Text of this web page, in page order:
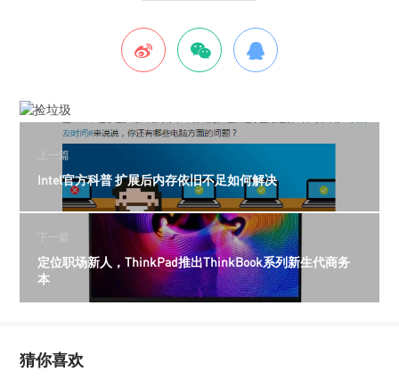
上一篇
Intel官方科普 扩展后内存依旧不足如何解决
下一篇
定位职场新人，ThinkPad推出ThinkBook系列新生代商务
本
猜你喜欢